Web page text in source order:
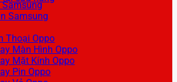
Samsung
Samsung
Thoại Oppo
Màn Hình Oppo
Mặt Kính Oppo
Pin Oppo